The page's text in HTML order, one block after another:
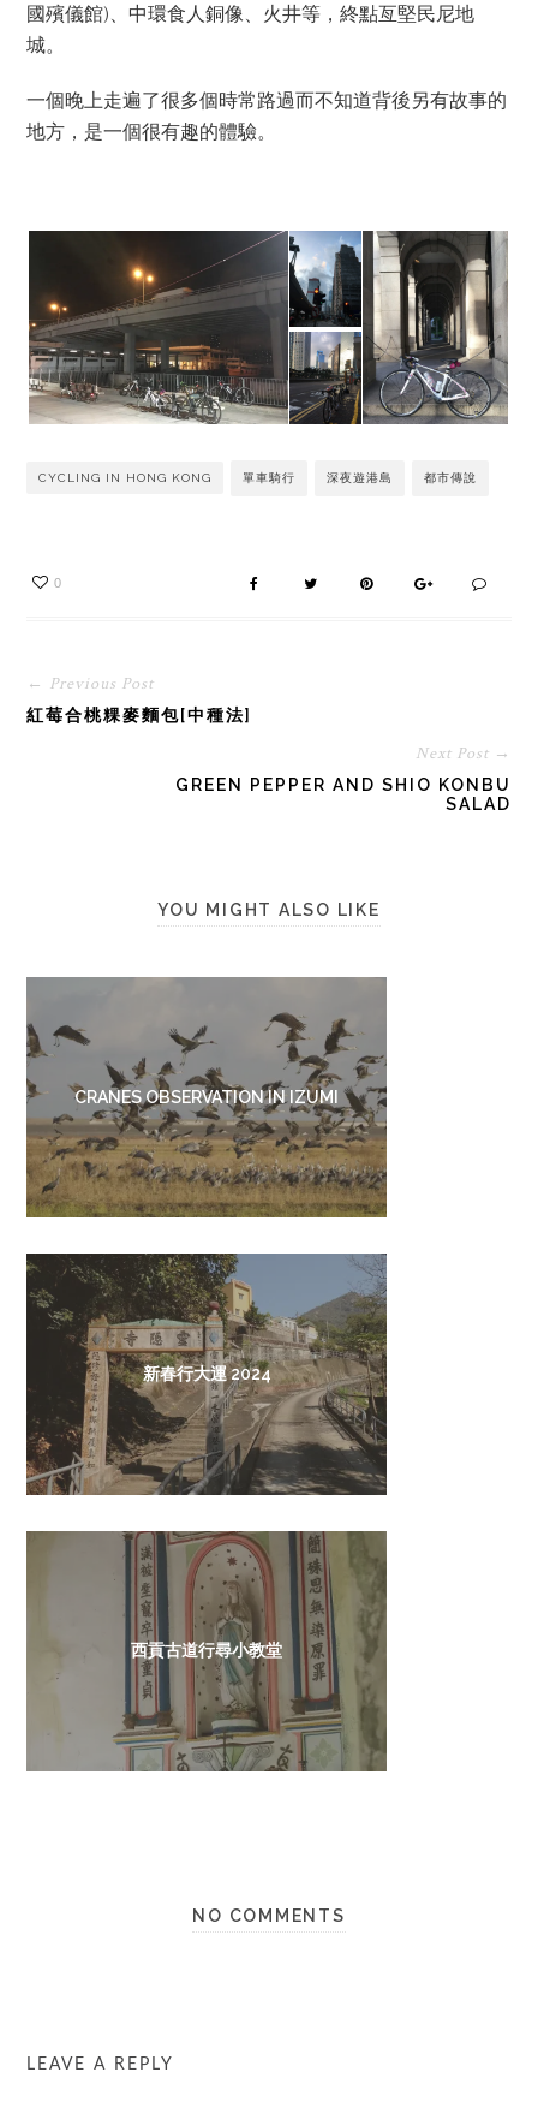
國殯儀館)、中環食人銅像、火井等，終點亙堅民尼地
城。
一個晚上走遍了很多個時常路過而不知道背後另有故事的
地方，是一個很有趣的體驗。
CYCLING IN HONG KONG 單車騎行 深夜遊港島 都市傳說
0
← Previous Post
紅莓合桃粿麥麵包[中種法]
Next Post →
GREEN PEPPER AND SHIO KONBU
SALAD
YOU MIGHT ALSO LIKE
CRANES OBSERVATION IN IZUMI
新春行大運 2024
西貢古道行尋小教堂
NO COMMENTS
LEAVE A REPLY